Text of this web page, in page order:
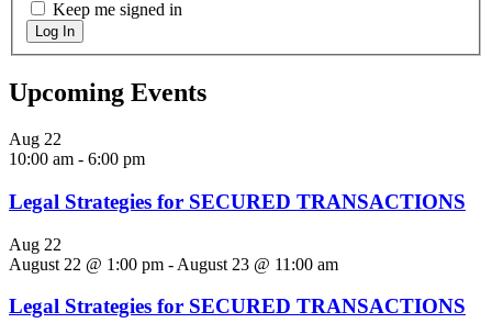
Keep me signed in
Log In
Upcoming Events
Aug 22
10:00 am - 6:00 pm
Legal Strategies for SECURED TRANSACTIONS
Aug 22
August 22 @ 1:00 pm - August 23 @ 11:00 am
Legal Strategies for SECURED TRANSACTIONS